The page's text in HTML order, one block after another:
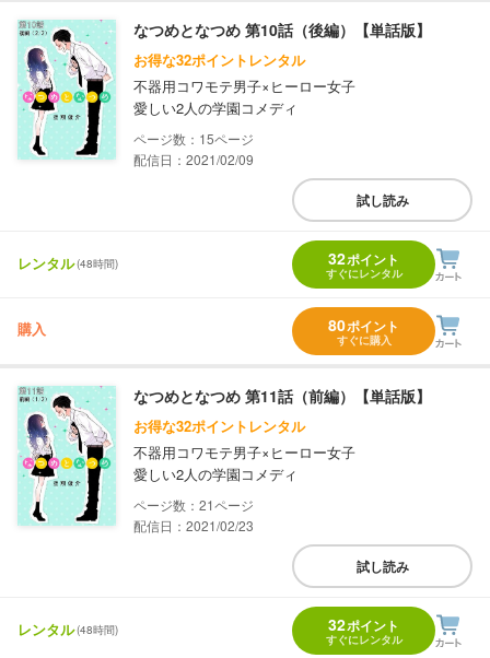
なつめとなつめ 第10話（後編）【単話版】
お得な32ポイントレンタル
不器用コワモテ男子×ヒーロー女子
愛しい2人の学園コメディ
15
配信日：2021/02/09
試し読み
レンタル(48時間) 32ポイント
すぐにレンタル
購入 80ポイント
すぐに購入
なつめとなつめ 第11話（前編）【単話版】
お得な32ポイントレンタル
不器用コワモテ男子×ヒーロー女子
愛しい2人の学園コメディ
21
配信日：2021/02/23
試し読み
レンタル(48時間) 32ポイント
すぐにレンタル